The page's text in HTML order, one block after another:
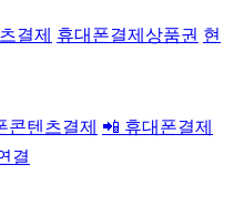
결제 휴대폰결제상품권 현
콘텐츠결제 📲 휴대폰결제
결